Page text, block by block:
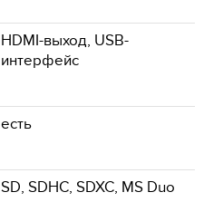
HDMI-выход, USB-
интерфейс
есть
SD, SDHC, SDXC, MS Duo